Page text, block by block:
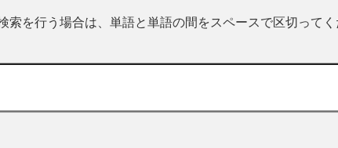
を行う場合は、単語と単語の間をスペースで区切ってく